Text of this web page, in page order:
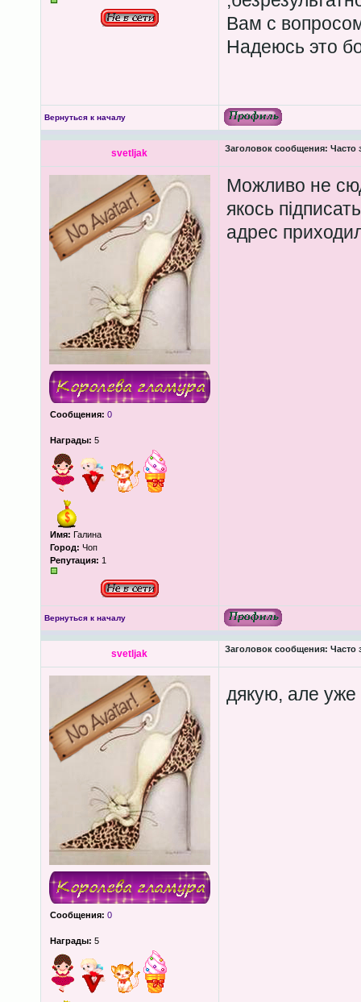
Вам с
Надеюсь это
Вернуться к началу
svetljak Заголовок сообщения: Часто
Сообщения: 0
Награды: 5
Имя: Галина
Город: Чоп
Репутация: 1
Можливо не
якось
адрес
Вернуться к началу
svetljak Заголовок сообщения: Часто
Сообщения: 0
Награды: 5
дякую, але